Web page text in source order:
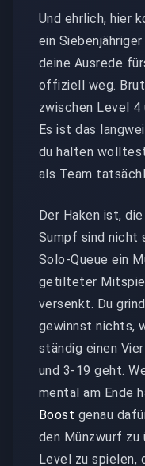
Und ehrlich, hier
ein
deine Ausrede
offiziell weg.
zwischen Level 4
Es ist das
du halten
als Team
Der Haken ist,
Sumpf sind nicht
Solo-Queue ein
getilteter
versenkt. Du
gewinnst nichts,
ständig einen
und 3-19 geht.
mental am Ende
Boost genau
den Münzwurf zu
Level zu spielen,